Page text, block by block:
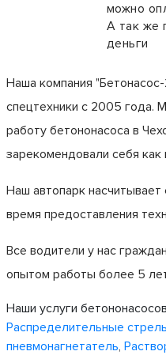
можно
А так же
деньги
Наша компания
спецтехники с 2005 года.
работу бетононасоса в
зарекомендовали себя
Наш автопарк
время предоставления
Все водители у нас
опытом работы более 5
Наши услуги
Распределительные
пневмонагнетатель,